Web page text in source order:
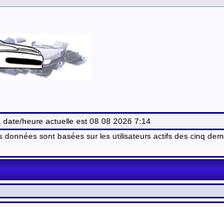
date/heure actuelle est 08 08 2026 7:14
données sont basées sur les utilisateurs actifs des cinq